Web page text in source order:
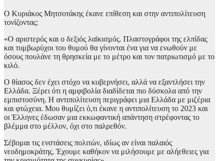
Ο Κυριάκος Μητσοτάκης έκανε επίθεση και στην αντιπολίτευση
τονίζοντας:
«Ο αριστερός και ο δεξιός λαϊκισμός. Πλαστογράφοι της ελπίδας
και τυμβωρύχοι του θυμού θα γίνονται ένα για να ενωθούν με
όσους πουλάνε τη θρησκεία με το μέτρο και τον πατριωτισμό με το
κιλό.
Ο θίασος δεν έχει στόχο να κυβερνήσει, αλλά να εξαντλήσει την
Ελλάδα. Ξέρει ότι η αμφιβολία διαδίδεται πιο δύσκολα από την
εμπιστοσύνη. Η αντιπολίτευση περιγράφει μια Ελλάδα με μιζέρια
και φτώχεια. Μου θυμίζει ό,τι έκανε η αντιπολίτευση το 2023 και
οι Έλληνες έδωσαν μια εκκωφαντική απάντηση στρέφοντας το
βλέμμα στο μέλλον, όχι στο παλρεθόν.
Σέβομαι τις ενστάσεις πολιτών, ιδίως αν είναι παλαιός
νεοδημοκράτης. Έχουμε καθήκον να μιλήσουμε με αλήεθειες για